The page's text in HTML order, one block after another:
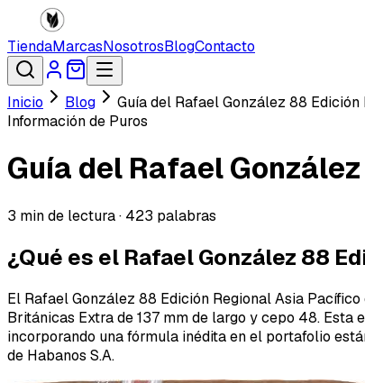
TiendaMarcasNosotrosBlogContacto
Inicio Blog
Guía del Rafael González 88
Información de Puros
Guía del Rafael
3 min de lectura · 423 palabras
¿Qué es el Rafael González 88
El Rafael González 88 Edición Regional Asia
Británicas Extra de 137 mm de largo y cepo 48.
incorporando una fórmula inédita en el portafolio
de Habanos S.A.